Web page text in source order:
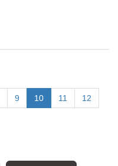
9 10 11 12